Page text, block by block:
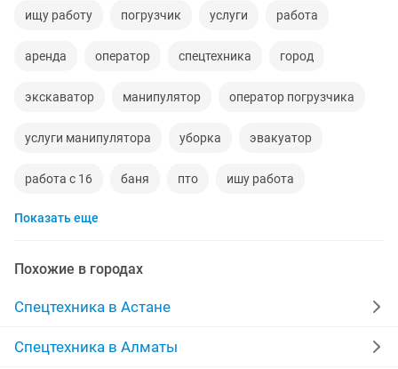
ищу работу погрузчик услуги работа
аренда оператор спецтехника город
экскаватор манипулятор оператор погрузчика
услуги манипулятора уборка эвакуатор
работа с 16 баня пто ишу работа
оператор экскаватор
услуги автовышки аренда погрузчиков
водитель требуется пароочиститель
Показать еще
Похожие в городах
Спецтехника в Астане
Спецтехника в Алматы